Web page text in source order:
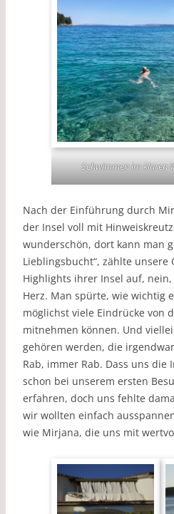
Schwimmen im klaren
Nach der Einführung durch
der Insel voll mit
wunderschön, dort kann man
Lieblingsbucht“, zählte unsere
Highlights ihrer Insel auf,
Herz. Man spürte, wie wichtig
möglichst viele Eindrücke von
mitnehmen können. Und
gehören werden, die
Rab, immer Rab. Dass uns die
schon bei unserem ersten
erfahren, doch uns fehlte
wir wollten einfach
wie Mirjana, die uns mit